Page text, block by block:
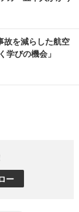
故を減らした航空
学びの機会」
ー